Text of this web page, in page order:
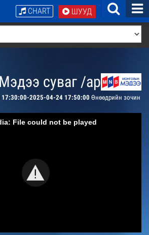
ШУУД
CHART
суваг /архив/
2025-04-24 17:50:00 Өнөөдрийн зочин
File could not be played